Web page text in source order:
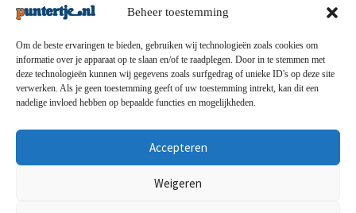
Beheer toestemming
Om de beste ervaringen te bieden, gebruiken wij technologieën zoals cookies om
informatie over je apparaat op te slaan en/of te raadplegen. Door in te stemmen met
deze technologieën kunnen wij gegevens zoals surfgedrag of unieke ID's op deze site
verwerken. Als je geen toestemming geeft of uw toestemming intrekt, kan dit een
nadelige invloed hebben op bepaalde functies en mogelijkheden.
Accepteren
Weigeren
Privacybeleid-Verzending en retouren-Algemene
voorwaarden-Disclaimert-Betaalmethoden-Over ons